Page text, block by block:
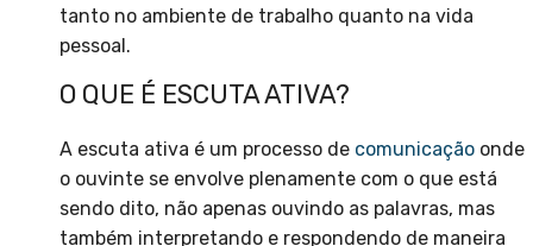
tanto no ambiente de trabalho quanto na vida
pessoal.
O QUE É ESCUTA ATIVA?
A escuta ativa é um processo de comunicação onde
o ouvinte se envolve plenamente com o que está
sendo dito, não apenas ouvindo as palavras, mas
também interpretando e respondendo de maneira